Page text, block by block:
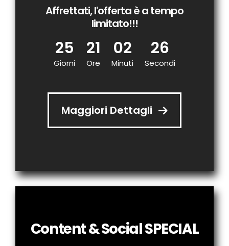
Affrettati, l'offerta è a tempo
limitato!!!
25
Giorni
21
Ore
02
Minuti
25
Secondi
Maggiori Dettagli
Content & Social SPECIAL